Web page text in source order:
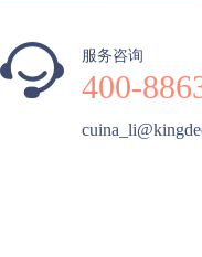
服务咨询
400-